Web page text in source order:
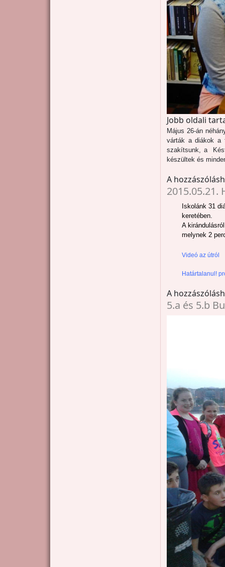
Jobb oldali
Május 26-án
várták a diákok a
szakítsunk, a
készültek és
A
Iskolánk 31
keretében.
A
melynek 2
Videó az útról
Határtalanul!
A
5.a és 5.b